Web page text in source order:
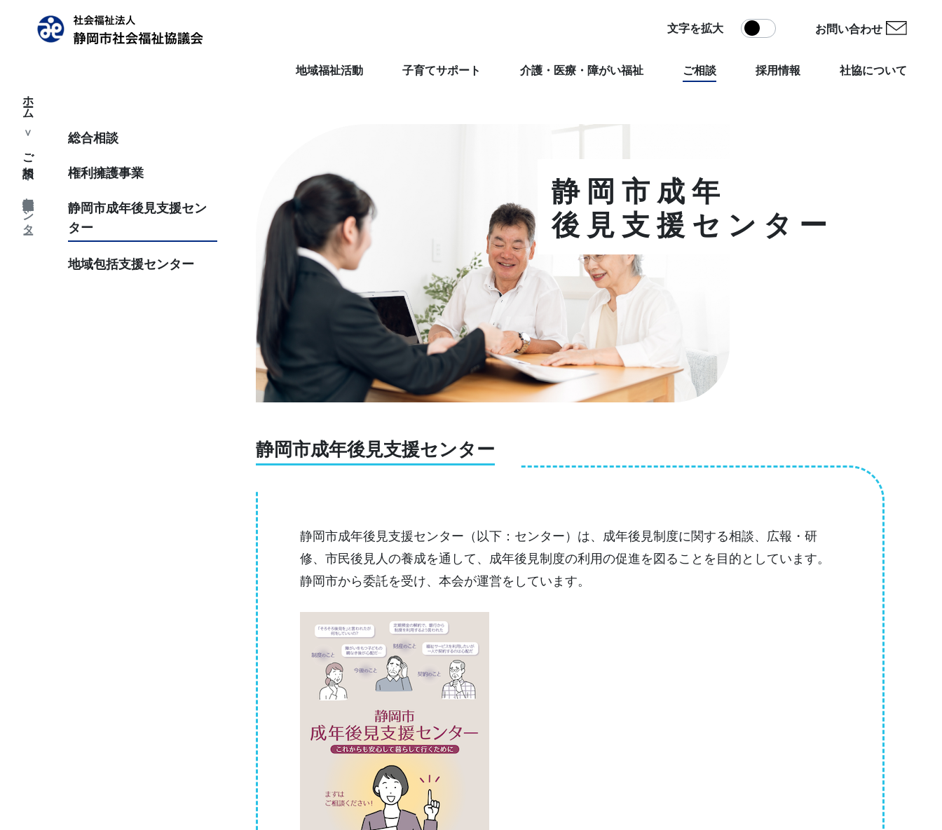
文字を拡大 お問い合わせ
地域福祉活動 子育てサポート 介護・医療・障がい福祉 ご相談 採用情報 社協について
ホーム
ご相談
静岡市成年後見支援センター
総合相談
権利擁護事業
静岡市成年後見支援セン
ター
地域包括支援センター
静岡市成年
後見支援センター
静岡市成年後見支援センター
静岡市成年後見支援センター（以下：センター）は、成年後見制度に関する相談、広報・研
修、市民後見人の養成を通して、成年後見制度の利用の促進を図ることを目的としています。
静岡市から委託を受け、本会が運営をしています。